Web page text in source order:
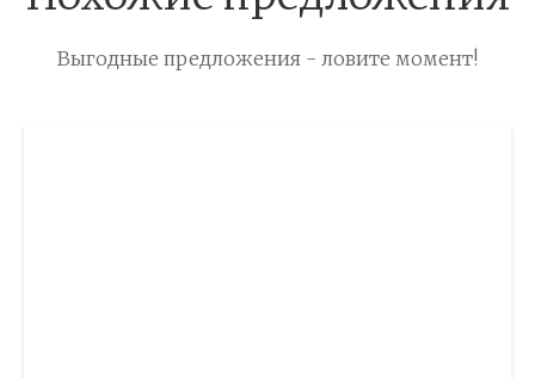
Выгодные предложения - ловите момент!